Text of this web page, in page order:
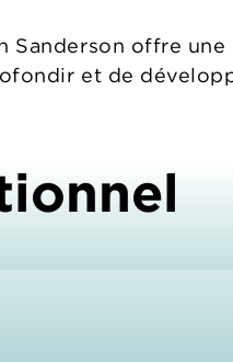
Sanderson offre
et de